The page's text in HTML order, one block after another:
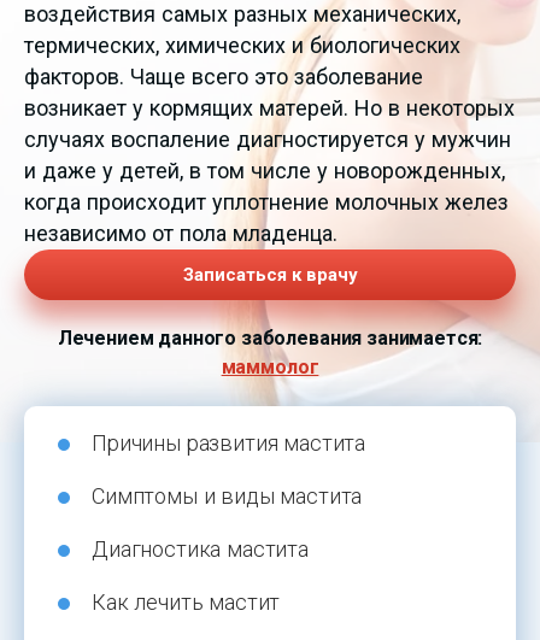
воздействия самых разных механических,
термических, химических и биологических
факторов. Чаще всего это заболевание
возникает у кормящих матерей. Но в некоторых
случаях воспаление диагностируется у мужчин
и даже у детей, в том числе у новорожденных,
когда происходит уплотнение молочных желез
независимо от пола младенца.
Записаться к врачу
Лечением данного заболевания занимается:
маммолог
Причины развития мастита
Симптомы и виды мастита
Диагностика мастита
Как лечить мастит